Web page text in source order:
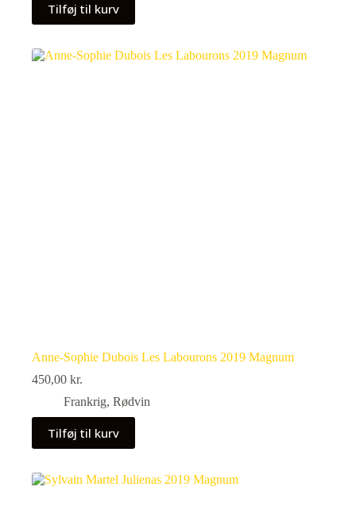
Tilføj til kurv
Anne-Sophie Dubois Les Labourons 2019 Magnum
450,00 kr.
Frankrig, Rødvin
Tilføj til kurv